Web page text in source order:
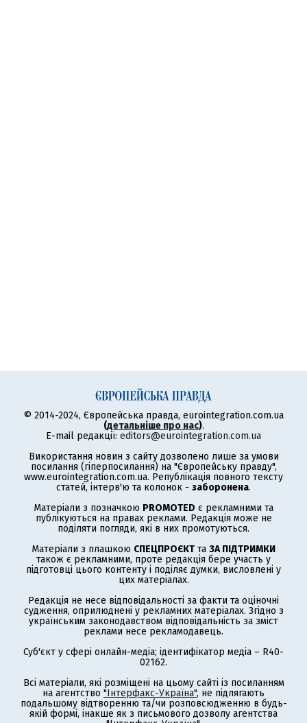
© 2014-2024, Європейська правда, eurointegration.com.ua
(детальніше про нас).
E-mail редакції: editors@eurointegration.com.ua
Використання новин з сайту дозволено лише за умови
посилання (гіперпосилання) на "Європейську правду",
www.eurointegration.com.ua. Републікація повного тексту
статей, інтерв'ю та колонок - заборонена.
Матеріали з позначкою PROMOTED є рекламними та
публікуються на правах реклами. Редакція може не
поділяти погляди, які в них промотуються.
Матеріали з плашкою СПЕЦПРОЄКТ та ЗА ПІДТРИМКИ
також є рекламними, проте редакція бере участь у
підготовці цього контенту і поділяє думки, висловлені у
цих матеріалах.
Редакція не несе відповідальності за факти та оціночні
судження, оприлюднені у рекламних матеріалах. Згідно з
українським законодавством відповідальність за зміст
реклами несе рекламодавець.
Суб'єкт у сфері онлайн-медіа; ідентифікатор медіа – R40-
02162.
Всі матеріали, які розміщені на цьому сайті із посиланням
на агентство "Інтерфакс-Україна", не підлягають
подальшому відтворенню та/чи розповсюдженню в будь-
якій формі, інакше як з письмового дозволу агентства